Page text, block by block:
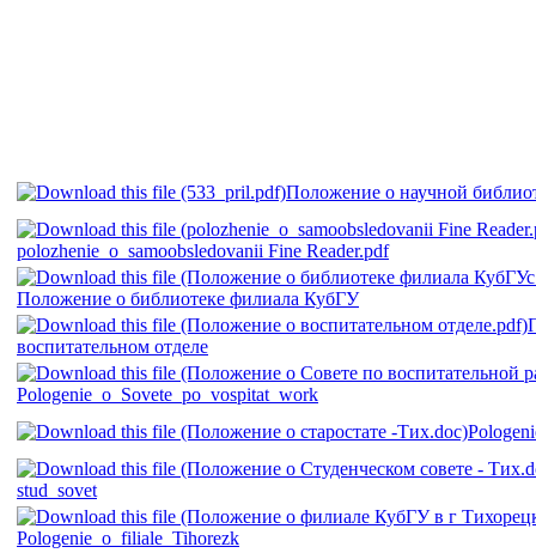
Положение о научной
polozhenie_o_samoobsledovanii Fine Reader.pdf
Положение о библиотеке филиала КубГУ
воспитательном отделе
Pologenie_o_Sovete_po_vospitat_work
stud_sovet
Pologenie_o_filiale_Tihorezk